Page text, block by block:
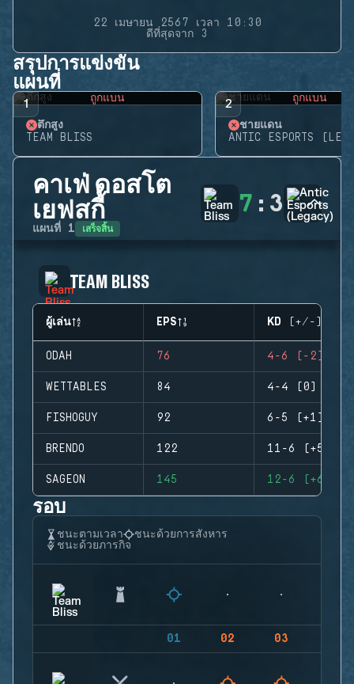
22 เมษายน 2567 เวลา 10:30
ดีที่สุดจาก 3
สรุปการแข่งขัน
แผนที่
1 ถูกแบน
ตึกสูง
TEAM BLISS
2 ถูกแบน
ชายแดน
ANTIC ESPORTS
คาเฟ่ ดอสโต
เยฟสกี้
แผนที่ 1 เสร็จสิ้น
7 : 3
TEAM BLISS
ผู้เล่น EPS KD (+/-)
ODAH 76 4-6 (-2)
WETTABLES 84 4-4 (0)
FISHOGUY 92 6-5 (+1)
BRENDO 122 11-6 (+5)
SAGEON 145 12-6 (+6)
รอบ
ชนะตามเวลา
ชนะด้วยการสังหาร
ชนะด้วยภารกิจ
01 02 03